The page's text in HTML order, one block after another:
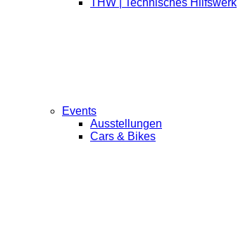
THW | Technisches Hilfswerk
Events
Ausstellungen
Cars & Bikes